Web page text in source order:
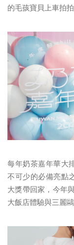
的毛孩寶貝上車拍
每年奶茶嘉年華大
不可少的必備亮點
大獎帶回家，今年
大飯店體驗與三麗